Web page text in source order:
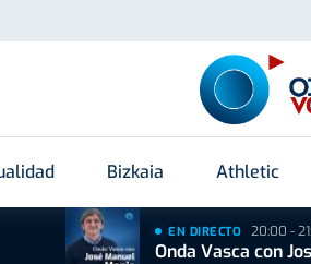
Bizkaia Athletic
EN DIRECTO 20:00 -
Onda Vasca con